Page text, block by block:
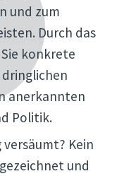
und zum
Durch das
konkrete
anerkannten
Politik.
Kein
und